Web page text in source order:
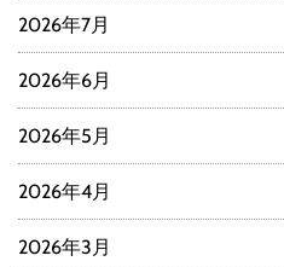
2026年7月
2026年6月
2026年5月
2026年4月
2026年3月